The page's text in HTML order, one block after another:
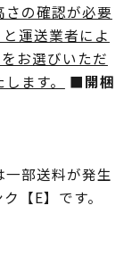
の確認が必要
運送業者によ
お選びいただ
ます。
■開梱
部送料が発生
【E】です。